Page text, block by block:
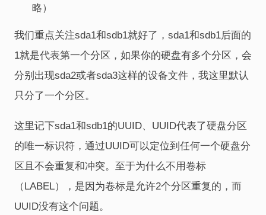
略）
我们重点关注sda1和sdb1就好了，sda1和sdb1后面的
1就是代表第一个分区，如果你的硬盘有多个分区，会
分别出现sda2或者sda3这样的设备文件，我这里默认
只分了一个分区。
这里记下sda1和sdb1的UUID、UUID代表了硬盘分区
的唯一标识符，通过UUID可以定位到任何一个硬盘分
区且不会重复和冲突。至于为什么不用卷标
（LABEL），是因为卷标是允许2个分区重复的，而
UUID没有这个问题。